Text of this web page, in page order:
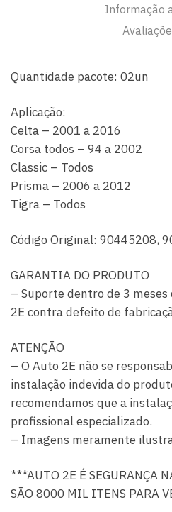
Informação
Quantidade pacote: 02un
Aplicação:
Celta – 2001 a 2016
Corsa todos – 94 a 2002
Classic – Todos
Prisma – 2006 a 2012
Tigra – Todos
Código Original: 90445208,
GARANTIA DO PRODUTO
– Suporte dentro de 3
2E contra defeito de
ATENÇÃO
– O Auto 2E não se
instalação indevida do
recomendamos que a
profissional especializado.
– Imagens meramente
***AUTO 2E É SEGURANÇA
SÃO 8000 MIL ITENS PARA